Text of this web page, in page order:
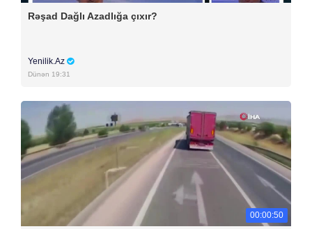
Rəşad Dağlı Azadlığa çıxır?
Yenilik.Az
Dünən 19:31
00:00:50